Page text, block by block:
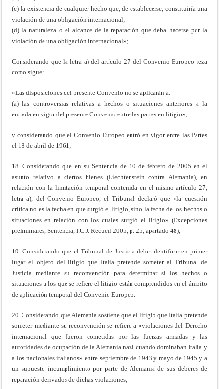
(c) la existencia de cualquier hecho que, de establecerse, constituiría una
violación de una obligación internacional;
(d) la naturaleza o el alcance de la reparación que deba hacerse por la
violación de una obligación internacional»;
Considerando que la letra a) del artículo 27 del Convenio Europeo reza
como sigue:
«Las disposiciones del presente Convenio no se aplicarán a:
(a) las controversias relativas a hechos o situaciones anteriores a la
entrada en vigor del presente Convenio entre las partes en litigio»;
y considerando que el Convenio Europeo entró en vigor entre las Partes
el 18 de abril de 1961;
18. Considerando que en su Sentencia de 10 de febrero de 2005 en el
asunto relativo a ciertos bienes (Liechtenstein contra Alemania), en
relación con la limitación temporal contenida en el mismo artículo 27,
letra a), del Convenio Europeo, el Tribunal declaró que «la cuestión
crítica no es la fecha en que surgió el litigio, sino la fecha de los hechos o
situaciones en relación con los cuales surgió el litigio» (Excepciones
preliminares, Sentencia, I.C.J. Recueil 2005, p. 25, apartado 48);
19. Considerando que el Tribunal de Justicia debe identificar en primer
lugar el objeto del litigio que Italia pretende someter al Tribunal de
Justicia mediante su reconvención para determinar si los hechos o
situaciones a los que se refiere el litigio están comprendidos en el ámbito
de aplicación temporal del Convenio Europeo;
20. Considerando que Alemania sostiene que el litigio que Italia pretende
someter mediante su reconvención se refiere a «violaciones del Derecho
internacional que fueron cometidas por las fuerzas armadas y las
autoridades de ocupación de la Alemania nazi cuando dominaban Italia y
a los nacionales italianos» entre septiembre de 1943 y mayo de 1945 y a
un supuesto incumplimiento por parte de Alemania de sus deberes de
reparación derivados de dichas violaciones;